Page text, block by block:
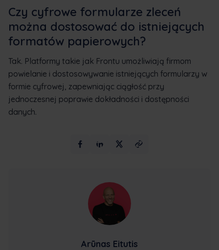
Czy cyfrowe formularze zleceń
można dostosować do istniejących
formatów papierowych?
Tak. Platformy takie jak Frontu umożliwiają firmom
powielanie i dostosowywanie istniejących formularzy w
formie cyfrowej, zapewniając ciągłość przy
jednoczesnej poprawie dokładności i dostępności
danych.
Arūnas Eitutis